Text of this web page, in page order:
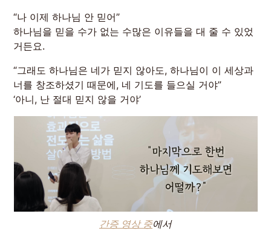
“나 이제 하나님 안 믿어”
하나님을 믿을 수가 없는 수많은 이유들을 대 줄 수 있었
거든요.
“그래도 하나님은 네가 믿지 않아도, 하나님이 이 세상과
너를 창조하셨기 때문에, 네 기도를 들으실 거야”
‘아니, 난 절대 믿지 않을 거야’
간증 영상 중에서